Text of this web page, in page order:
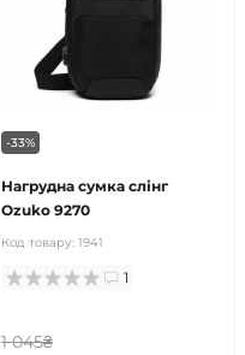
-33%
Нагрудна сумка слінг
Ozuko 9270
Код товару: 1941
1
1 045₴